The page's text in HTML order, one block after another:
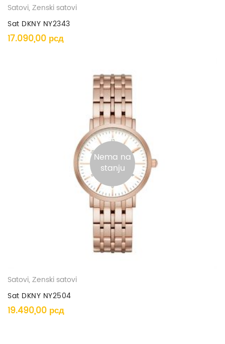
Satovi, Ženski satovi
Sat DKNY NY2343
17.090,00 рсд
Nema na
stanju
Satovi, Ženski satovi
Sat DKNY NY2504
19.490,00 рсд